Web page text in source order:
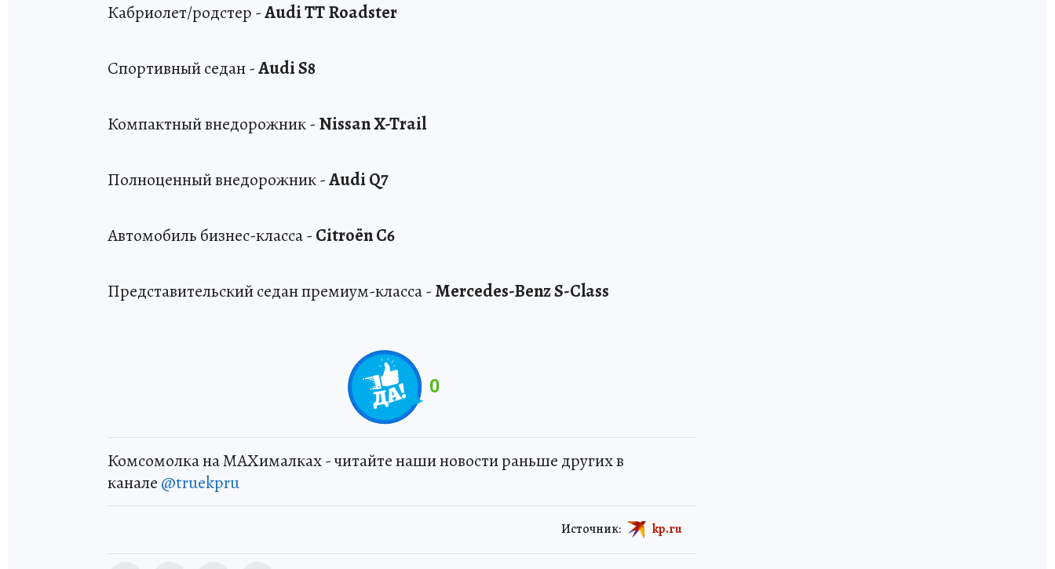
Кабриолет/родстер -Audi TT Roadster
Спортивный седан -Audi S8
Компактный внедорожник - Nissan X-Trail
Полноценный внедорожник -Audi Q7
Автомобиль бизнес-класса - Citroёn C6
Представительский седан премиум-класса - Mercedes-Benz S-Class
0
Комсомолка на MAXималках - читайте наши новости раньше других в
канале @truekpru
Источник: kp.ru